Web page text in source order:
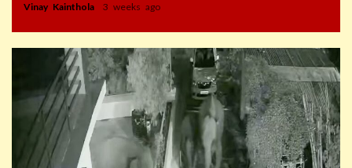
Vinay Kainthola 3 weeks ago